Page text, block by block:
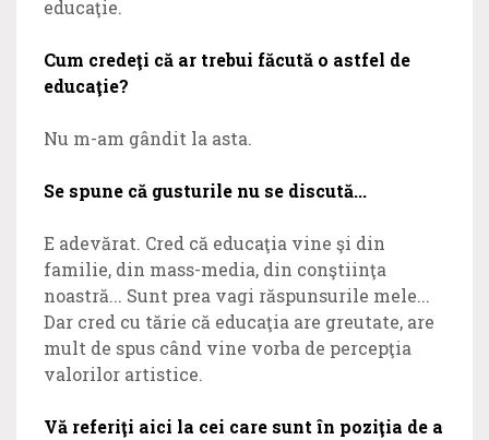
educaţie.
Cum credeţi că ar trebui făcută o astfel de
educaţie?
Nu m-am gândit la asta.
Se spune că gusturile nu se discută...
E adevărat. Cred că educaţia vine şi din
familie, din mass-media, din conştiinţa
noastră... Sunt prea vagi răspunsurile mele...
Dar cred cu tărie că educaţia are greutate, are
mult de spus când vine vorba de percepţia
valorilor artistice.
Vă referiţi aici la cei care sunt în poziţia de a